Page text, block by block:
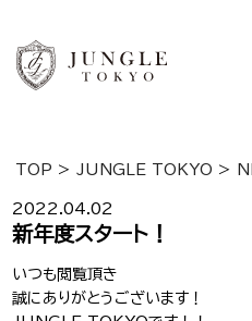
Gravure
TOP > JUNGLE TOKYO >
2022.04.02
新年度スタート！
いつも閲覧頂き
誠にありがとうございます！